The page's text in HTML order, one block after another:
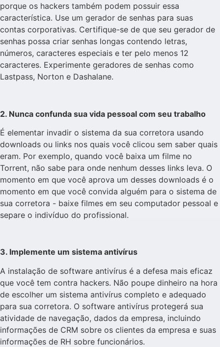
porque os hackers também podem possuir essa
característica. Use um gerador de senhas para suas
contas corporativas. Certifique-se de que seu gerador de
senhas possa criar senhas longas contendo letras,
números, caracteres especiais e ter pelo menos 12
caracteres. Experimente geradores de senhas como
Lastpass, Norton e Dashalane.
2. Nunca confunda sua vida pessoal com seu trabalho
É elementar invadir o sistema da sua corretora usando
downloads ou links nos quais você clicou sem saber quais
eram. Por exemplo, quando você baixa um filme no
Torrent, não sabe para onde nenhum desses links leva. O
momento em que você aprova um desses downloads é o
momento em que você convida alguém para o sistema de
sua corretora - baixe filmes em seu computador pessoal e
separe o indivíduo do profissional.
3. Implemente um sistema antivírus
A instalação de software antivírus é a defesa mais eficaz
que você tem contra hackers. Não poupe dinheiro na hora
de escolher um sistema antivírus completo e adequado
para sua corretora. O software antivírus protegerá sua
atividade de navegação, dados da empresa, incluindo
informações de CRM sobre os clientes da empresa e suas
informações de RH sobre funcionários.